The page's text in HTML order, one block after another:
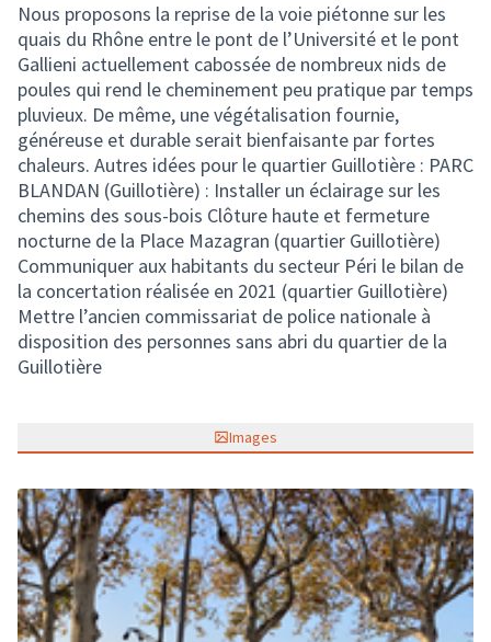
Nous proposons la reprise de la voie piétonne sur les
quais du Rhône entre le pont de l’Université et le pont
Gallieni actuellement cabossée de nombreux nids de
poules qui rend le cheminement peu pratique par temps
pluvieux. De même, une végétalisation fournie,
généreuse et durable serait bienfaisante par fortes
chaleurs. Autres idées pour le quartier Guillotière : PARC
BLANDAN (Guillotière) : Installer un éclairage sur les
chemins des sous-bois Clôture haute et fermeture
nocturne de la Place Mazagran (quartier Guillotière)
Communiquer aux habitants du secteur Péri le bilan de
la concertation réalisée en 2021 (quartier Guillotière)
Mettre l’ancien commissariat de police nationale à
disposition des personnes sans abri du quartier de la
Guillotière
Images